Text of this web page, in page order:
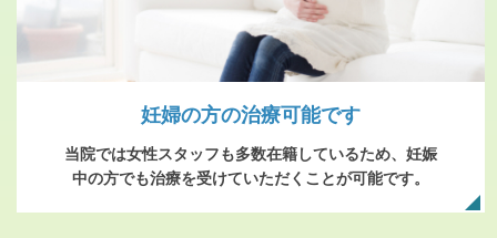
妊婦の方の治療可能です
当院では女性スタッフも多数在籍しているため、妊娠
中の方でも治療を受けていただくことが可能です。